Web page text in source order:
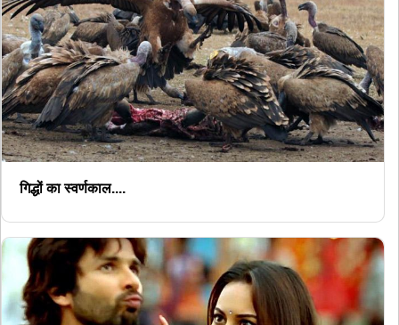
गिद्धों का स्वर्णकाल....